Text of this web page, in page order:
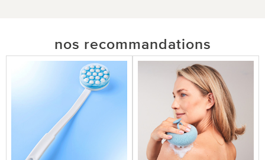
nos recommandations